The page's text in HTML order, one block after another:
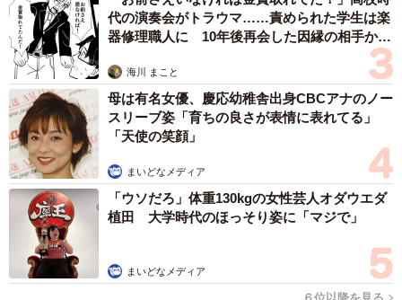
代の演奏会がトラウマ……責められた学生は楽
器修理職人に 10年後再会した因縁の相手から
海川 まこと
母は有名女優、慶応幼稚舎出身CBCアナのノー
スリーブ姿「育ちの良さが表情に表れてる」
「天使の笑顔」
まいどなメディア
「ウソだろ」体重130kgの女性芸人オダウエダ
植田 大学時代のほっそり姿に「マジで」
まいどなメディア